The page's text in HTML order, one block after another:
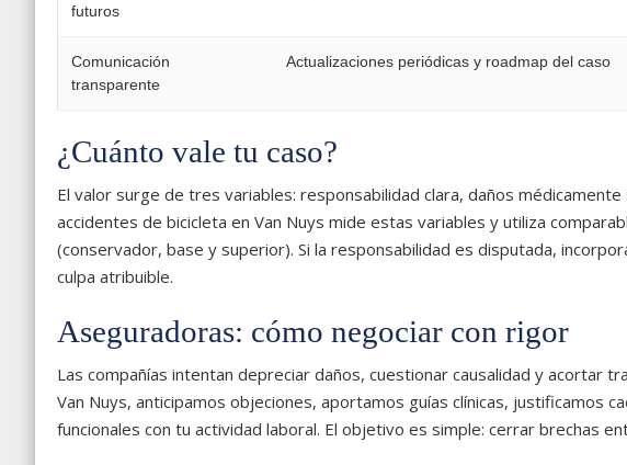
futuros
Comunicación
transparente
Actualizaciones periódicas y roadmap del caso
¿Cuánto vale tu caso?
El valor surge de tres variables: responsabilidad clara, daños
accidentes de bicicleta en Van Nuys mide estas variables y utiliza
(conservador, base y superior). Si la responsabilidad es disputada,
culpa atribuible.
Aseguradoras: cómo negociar con rigor
Las compañías intentan depreciar daños, cuestionar causalidad y acortar
Van Nuys, anticipamos objeciones, aportamos guías clínicas, justificamos
funcionales con tu actividad laboral. El objetivo es simple: cerrar brechas